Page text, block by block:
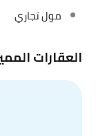
مول تجاري
العقارات